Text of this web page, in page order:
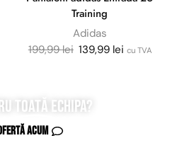
Training
Adidas
199,99lei 139,99 lei cu TVA
toată echipa?
acum